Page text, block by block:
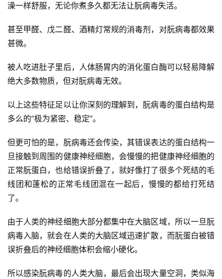
澡一样舒服，无论你煮多久都无法让朊病毒失活。
甚至甲醛、戊二醛、酒精灯常规的消毒剂，对朊病毒都效果
甚微。
被人吃进肚子里后，人体肠胃内的消化蛋白酶可以轻易降解
绝大多数物质，但对朊病毒无效。
以上这些特征足以让你深刻的理解到，朊病毒的蛋白结构是
多么的“极为紧密、稳定”。
但更可怕的是，朊病毒还会传染，其错误表达的蛋白结构一
旦接触到周围的健康神经细胞，会慢慢的把健康神经细胞的
正常朊蛋白，也给错误折叠了，就好像打了很多个死结的毛
线团和蓬松的正常毛线团混在一起后，慢慢的都给打死结
了。
由于人类的神经细胞大部分都集中在大脑区域，所以一旦朊
病毒入脑，就会在人类的大脑区域迅速扩散，而朊蛋白被错
误折叠后的神经细胞体积会缩小硬化。
所以感染朊病毒的人类大脑，最后会出现大量空洞，类似海